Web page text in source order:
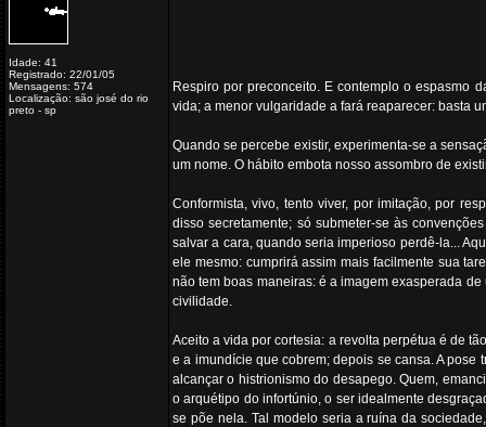
Idade: 41
Registrado: 22/01/05
Mensagens: 574
Localização: são josé do rio
preto - sp
Respiro por preconceito. E contemplo o espasmo
vida; a menor vulgaridade a fará reaparecer: basta
Quando se percebe existir, experimenta-se a
um nome. O hábito embota nosso assombro de
Conformista, vivo, tento viver, por imitação, por
disso secretamente; só submeter-se às
salvar a cara, quando seria imperioso perdê-la...
ele mesmo: cumprirá assim mais facilmente sua
não tem boas maneiras: é a imagem exasperada
civilidade.
Aceito a vida por cortesia: a revolta perpétua é de
e a imundície que cobrem; depois se cansa. A
alcançar o histrionismo do desapego. Quem,
o arquétipo do infortúnio, o ser idealmente
se põe nela. Tal modelo seria a ruína da